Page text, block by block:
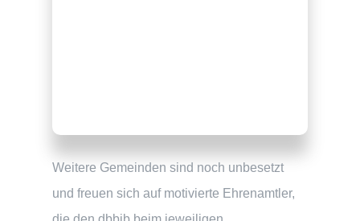
Weitere Gemeinden sind noch unbesetzt
und freuen sich auf motivierte Ehrenamtler,